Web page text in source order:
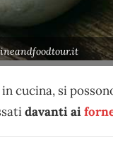
cucina, si
davanti ai